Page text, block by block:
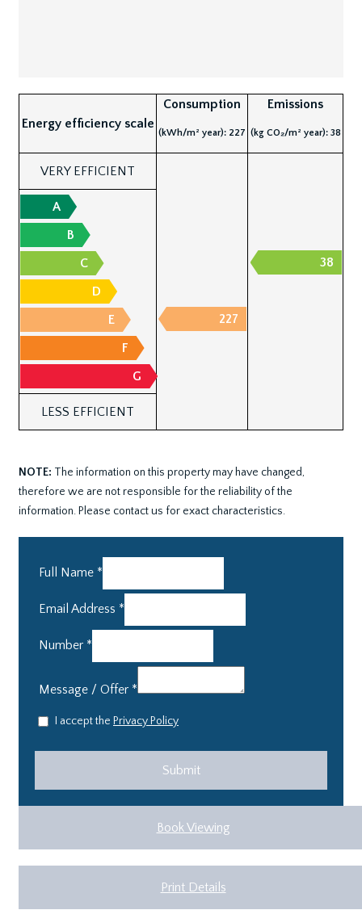
Energy efficiency scale
Consumption
(kWh/m² year): 227
Emissions
(kg CO₂/m² year): 38
VERY EFFICIENT
A
B
C
D
E
F
G
227
38
LESS EFFICIENT
NOTE: The information on this property may have changed,
therefore we are not responsible for the reliability of the
information. Please contact us for exact characteristics.
Full Name *
Email Address *
Number *
Message / Offer *
I accept the Privacy Policy
Book Viewing
Print Details